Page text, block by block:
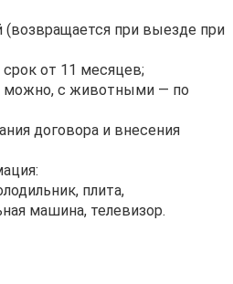
(возвращается при выезде при
от 11 месяцев;
можно, с животными — по
договора и внесения
плита,
машина, телевизор.